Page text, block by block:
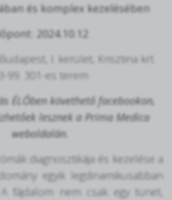
és komplex kezelésében
2024.10.12.
I. kerület, Krisztina krt.
99. 301-es terem
ÉLŐben követhető facebookon,
lesznek a Prima Medica
weboldalán.
diagnosztikája és kezelése a
egyik legdinamikusabban
fájdalom nem csak egy tünet,